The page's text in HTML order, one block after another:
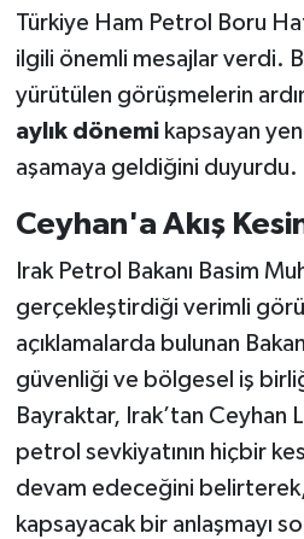
Türkiye Ham Petrol Boru
ilgili önemli mesajlar verdi.
yürütülen görüşmelerin
aylık dönemikapsayan
aşamaya geldiğini duyurdu.
Ceyhan'a Akış
Irak Petrol Bakanı Basim
gerçekleştirdiği verimli
açıklamalarda bulunan
güvenliği ve bölgesel iş
Bayraktar, Irak’tan Ceyhan
petrol sevkiyatının hiçbir
devam edeceğini
kapsayacak bir anlaşmayı